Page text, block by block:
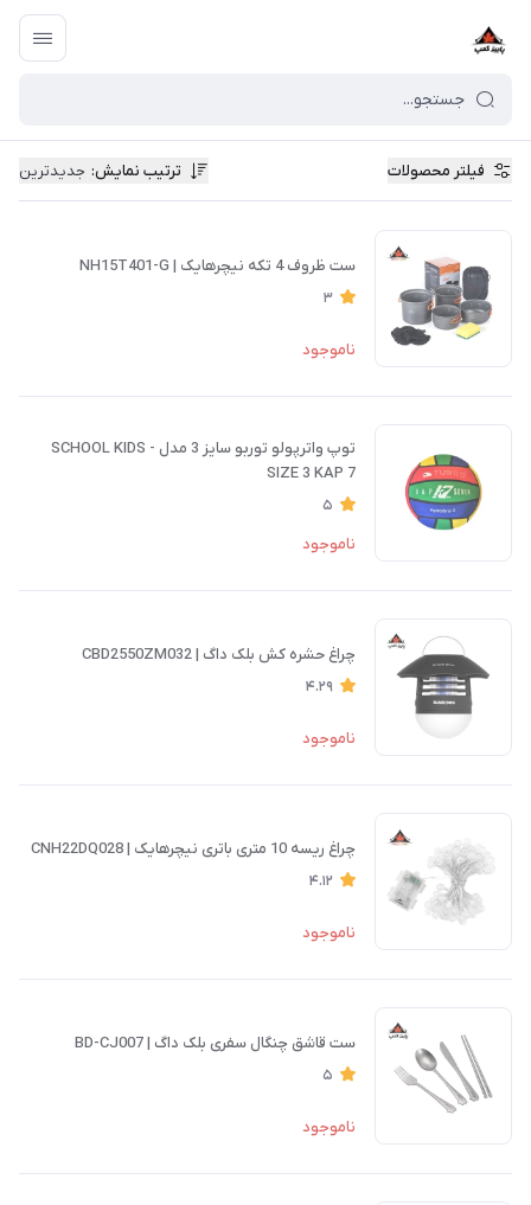
فیلتر محصولات ترتیب نمایش: جدیدترین
ست ظروف 4 تکه نیچرهایک | NH15T401-G
3
ناموجود
توپ واترپولو توربو سایز 3 مدل SCHOOL KIDS -
SIZE 3 KAP 7
5
ناموجود
چراغ حشره کش بلک داگ | CBD2550ZM032
4.29
ناموجود
چراغ ریسه 10 متری باتری نیچرهایک | CNH22DQ028
4.12
ناموجود
ست قاشق چنگال سفری بلک داگ | BD-CJ007
5
ناموجود